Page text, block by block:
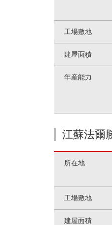
工場敷地
建屋面積
年産能力
江蘇法爾
所在地
工場敷地
建屋面積